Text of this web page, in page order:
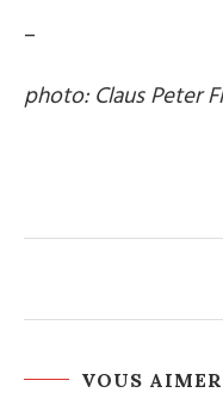
–
photo: Claus Peter
VOUS